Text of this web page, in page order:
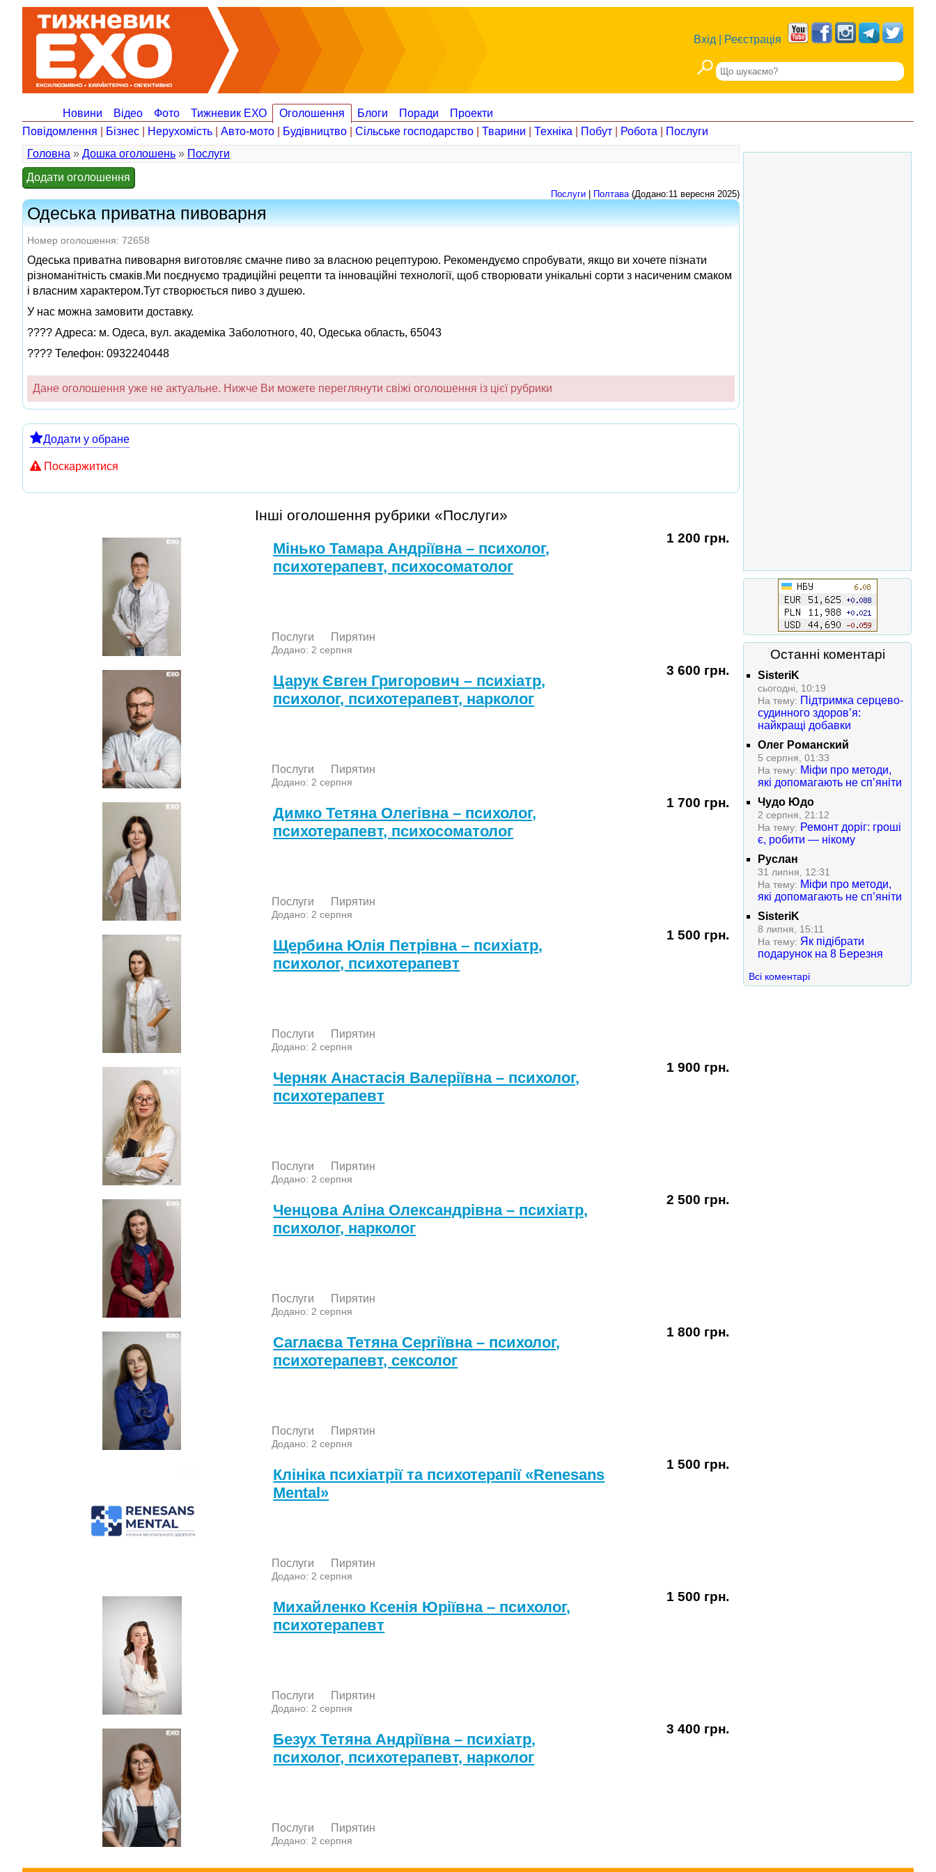
Вхід Реєстрація
Новини Відео Фото Тижневик ЕХО Оголошення Блоги Поради
Проекти
Повідомлення
Бізнес Нерухомість Авто-мото Будівництво Сільське господарство Тварини Техніка Побут Робота
Послуги
Головна » Дошка оголошень » Послуги
Додати оголошення
Послуги Полтава(Додано:11 вересня 2025)
Одеська приватна пивоварня
Номер оголошення: 72658
Одеська приватна пивоварня виготовляє смачне пиво за власною рецептурою. Рекомендуємо спробувати, якщо ви хочете пізнати
різноманітність смаків.Ми поєднуємо традиційні рецепти та інноваційні технології, щоб створювати унікальні сорти з насиченим смаком
і власним характером.Тут створюється пиво з душею.
У нас можна замовити доставку.
???? Адреса: м. Одеса, вул. академіка Заболотного, 40, Одеська область, 65043
???? Телефон: 0932240448
Дане оголошення уже не актуальне. Нижче Ви можете переглянути свіжі оголошення із цієї рубрики
Додати у обране
Поскаржитися
Інші оголошення рубрики «Послуги»
Мінько Тамара Андріївна – психолог,
психотерапевт, психосоматолог
Послуги Пирятин
Додано: 2 серпня
1 200 грн.
Царук Євген Григорович – психіатр,
психолог, психотерапевт, нарколог
Послуги Пирятин
Додано: 2 серпня
3 600 грн.
Димко Тетяна Олегівна – психолог,
психотерапевт, психосоматолог
Послуги Пирятин
Додано: 2 серпня
1 700 грн.
Щербина Юлія Петрівна – психіатр,
психолог, психотерапевт
Послуги Пирятин
Додано: 2 серпня
1 500 грн.
Черняк Анастасія Валеріївна – психолог,
психотерапевт
Послуги Пирятин
Додано: 2 серпня
1 900 грн.
Ченцова Аліна Олександрівна – психіатр,
психолог, нарколог
Послуги Пирятин
Додано: 2 серпня
2 500 грн.
Саглаєва Тетяна Сергіївна – психолог,
психотерапевт, сексолог
Послуги Пирятин
Додано: 2 серпня
1 800 грн.
Клініка психіатрії та психотерапії «Renesans
Mental»
Послуги Пирятин
Додано: 2 серпня
1 500 грн.
Михайленко Ксенія Юріївна – психолог,
психотерапевт
Послуги Пирятин
Додано: 2 серпня
1 500 грн.
Безух Тетяна Андріївна – психіатр,
психолог, психотерапевт, нарколог
Послуги Пирятин
Додано: 2 серпня
3 400 грн.
Останні коментарі
SisteriK
сьогодні, 10:19
На тему: Підтримка серцево-
судинного здоров’я:
найкращі добавки
Олег Романский
5 серпня, 01:33
На тему: Міфи про методи,
які допомагають не сп’яніти
Чудо Юдо
2 серпня, 21:12
На тему: Ремонт доріг: гроші
є, робити — нікому
Руслан
31 липня, 12:31
На тему: Міфи про методи,
які допомагають не сп’яніти
SisteriK
8 липня, 15:11
На тему: Як підібрати
подарунок на 8 Березня
Всі коментарі